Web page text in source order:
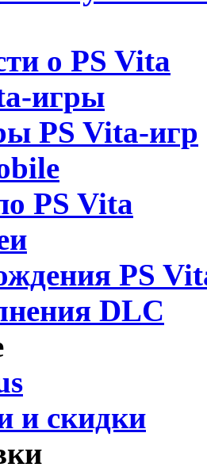
о PS Vita
игры
PS Vita-игр
PS Vita
PS
DLC
и скидки